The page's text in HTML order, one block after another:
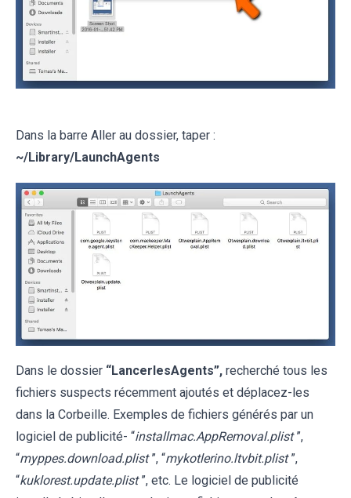
Dans la barre Aller au dossier, taper :
~/Library/LaunchAgents
Dans le dossier “LancerlesAgents”, recherché tous les
fichiers suspects récemment ajoutés et déplacez-les
dans la Corbeille. Exemples de fichiers générés par un
logiciel de publicité- “installmac.AppRemoval.plist ”,
“myppes.download.plist ”, “mykotlerino.ltvbit.plist ”,
“kuklorest.update.plist ”, etc. Le logiciel de publicité